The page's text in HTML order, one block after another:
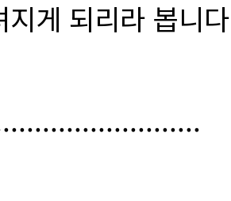
지게 되리라 봅니